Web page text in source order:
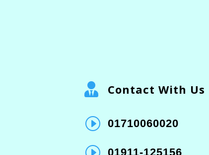
 Contact With Us
I 01710060020
01911-125156